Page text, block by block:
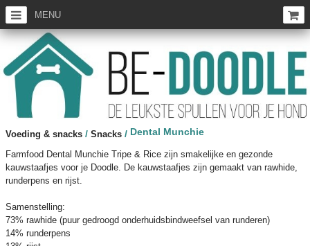
MENU
Voeding & snacks / Snacks / Dental Munchie
Farmfood Dental Munchie Tripe & Rice zijn smakelijke en gezonde
kauwstaafjes voor je Doodle. De kauwstaafjes zijn gemaakt van rawhide,
runderpens en rijst.
Samenstelling:
73% rawhide (puur gedroogd onderhuidsbindweefsel van runderen)
14% runderpens